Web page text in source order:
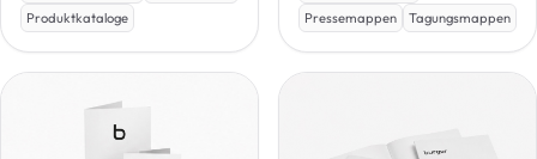
Produktkataloge
Pressemappen
Tagungsmappen